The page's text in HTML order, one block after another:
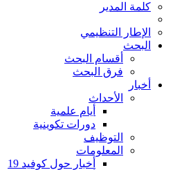
كلمة المدير
الإطار التنظيمي
البحث
أقسام البحث
فرق البحث
أخبار
الأحداث
أيام علمية
دورات تكوينية
التوظيف
المعلومات
أخبار حول كوفيد 19